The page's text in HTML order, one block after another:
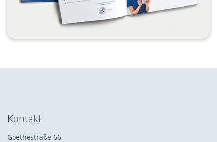
Kontakt
Goethestraße 66